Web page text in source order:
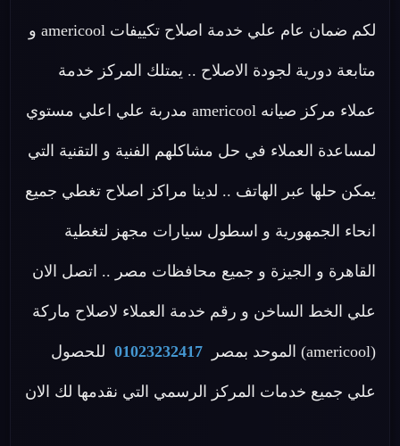
لكم ضمان عام علي خدمة اصلاح تكييفات americool و
متابعة دورية لجودة الاصلاح .. يمتلك المركز خدمة
عملاء مركز صيانه americool مدربة علي اعلي مستوي
لمساعدة العملاء في حل مشاكلهم الفنية و التقنية التي
يمكن حلها عبر الهاتف .. لدينا مراكز اصلاح تغطي جميع
انحاء الجمهورية و اسطول سيارات مجهز لتغطية
القاهرة و الجيزة و جميع محافظات مصر .. اتصل الان
علي الخط الساخن و رقم خدمة العملاء لاصلاح ماركة
(americool) الموحد بمصر 01023232417 للحصول
علي جميع خدمات المركز الرسمي التي نقدمها لك الان